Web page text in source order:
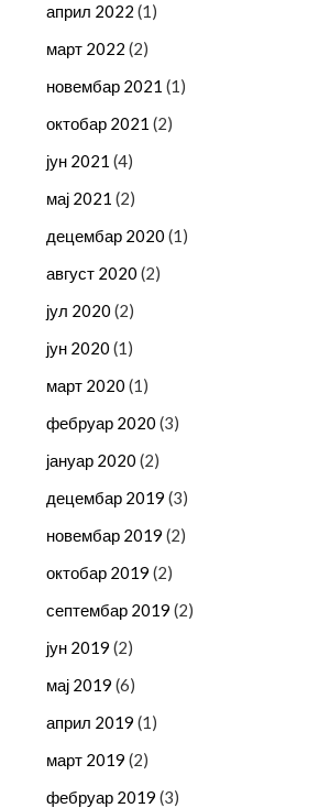
април 2022 (1)
март 2022 (2)
новембар 2021 (1)
октобар 2021 (2)
јун 2021 (4)
мај 2021 (2)
децембар 2020 (1)
август 2020 (2)
јул 2020 (2)
јун 2020 (1)
март 2020 (1)
фебруар 2020 (3)
јануар 2020 (2)
децембар 2019 (3)
новембар 2019 (2)
октобар 2019 (2)
септембар 2019 (2)
јун 2019 (2)
мај 2019 (6)
април 2019 (1)
март 2019 (2)
фебруар 2019 (3)